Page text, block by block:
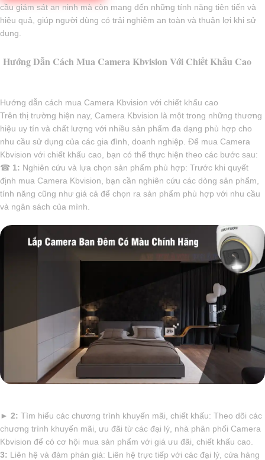
cầu giám sát an ninh mà còn mang đến những tính năng tiên tiến và
hiệu quả, giúp người dùng có trải nghiệm an toàn và thuận lợi khi sử
dụng.
Hướng Dẫn Cách Mua Camera Kbvision Với Chiết Khấu Cao
Hướng dẫn cách mua Camera Kbvision với chiết khấu cao
Trên thị trường hiện nay, Camera Kbvision là một trong những thương
hiệu uy tín và chất lượng với nhiều sản phẩm đa dạng phù hợp cho
nhu cầu sử dụng của các gia đình, doanh nghiệp. Để mua Camera
Kbvision với chiết khấu cao, bạn có thể thực hiện theo các bước sau:
☎ 1: Nghiên cứu và lựa chọn sản phẩm phù hợp: Trước khi quyết
định mua Camera Kbvision, bạn cần nghiên cứu các dòng sản phẩm,
tính năng cũng như giá cả để chọn ra sản phẩm phù hợp với nhu cầu
và ngân sách của mình.
► 2: Tìm hiểu các chương trình khuyến mãi, chiết khấu: Theo dõi các
chương trình khuyến mãi, ưu đãi từ các đại lý, nhà phân phối Camera
Kbvision để có cơ hội mua sản phẩm với giá ưu đãi, chiết khấu cao.
3: Liên hệ và đàm phán giá: Liên hệ trực tiếp với các đại lý, cửa hàng